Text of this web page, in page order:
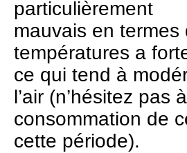
particulièrement
mauvais en termes
températures a
ce qui tend à
l’air (n’hésitez
consommation de
cette période).